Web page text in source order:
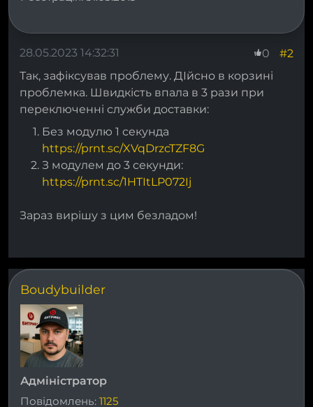
#2
0
28.05.2023 14:32:31
Так, зафіксував проблему. ДІйсно в корзині
проблемка. Швидкість впала в 3 рази при
переключенні служби доставки:
Без модулю 1 секунда
https://prnt.sc/XVqDrzcTZF8G
З модулем до 3 секунди:
https://prnt.sc/1HTItLP072Ij
Зараз вирішу з цим безладом!
Boudybuilder
Адміністратор
Повідомлень: 1125